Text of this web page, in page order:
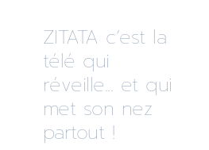
ZITATA c’est la
télé qui
réveille... et qui
met son nez
partout !